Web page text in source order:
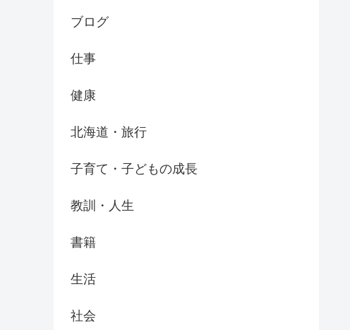
ブログ
仕事
健康
北海道・旅行
子育て・子どもの成長
教訓・人生
書籍
生活
社会